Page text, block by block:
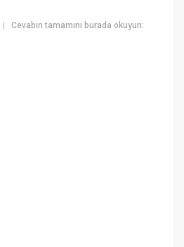
|Cevabın tamamını burada okuyun: